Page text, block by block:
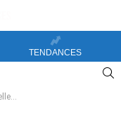
TENDANCES